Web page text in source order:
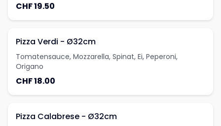
CHF 19.50
Pizza Verdi - Ø32cm
Tomatensauce, Mozzarella, Spinat, Ei, Peperoni,
Origano
CHF 18.00
Pizza Calabrese - Ø32cm